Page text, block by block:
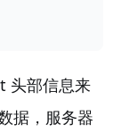
头部信息来
据，服务器